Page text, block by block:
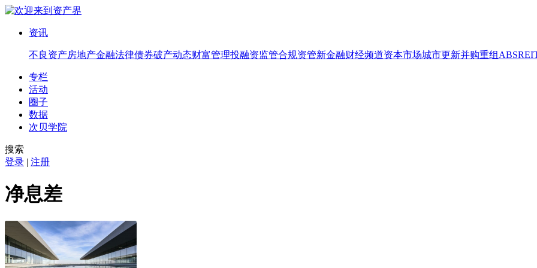
资讯
不良资产房地产金融法律债券破产动态财富管理投融资监管合规资管新金融财经频道资本市场城市更新并购重组 ABS
专栏
活动
圈子
数据
次贝学院
搜索
登录 | 注册
净息差